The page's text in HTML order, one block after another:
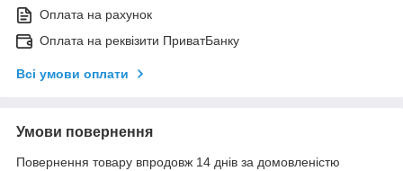
Оплата на рахунок
Оплата на реквізити ПриватБанку
Всі умови оплати
Умови повернення
Повернення товару впродовж 14 днів за домовленістю